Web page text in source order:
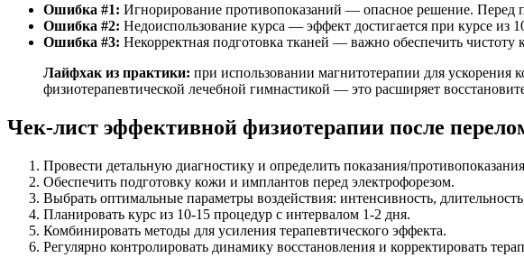
Ошибка #1: Игнорирование противопоказаний — опасное решение. Перед
Ошибка #2: Недоиспользование курса — эффект достигается при курсе из
Ошибка #3: Некорректная подготовка тканей — важно обеспечить
Лайфхак из практики: при использовании магнитотерапии для ускорения
физиотерапевтической лечебной гимнастикой — это расширяет
Чек-лист эффективной физиотерапии после
Провести детальную диагностику и определить показания/
Обеспечить подготовку кожи и имплантов перед электрофорезом.
Выбрать оптимальные параметры воздействия: интенсивность,
Планировать курс из 10-15 процедур с интервалом 1-2 дня.
Комбинировать методы для усиления терапевтического эффекта.
Регулярно контролировать динамику восстановления и корректировать